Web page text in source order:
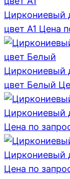
Циркониевый
цвет A1 Цена
Циркониевый
цвет Белый
Циркониевый
Цена по
Циркониевый
Цена по